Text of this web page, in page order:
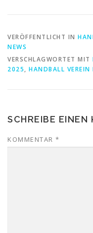
VERÖFFENTLICHT IN
NEWS
VERSCHLAGWORTET MIT
2025, HANDBALL VEREIN
SCHREIBE EINEN
KOMMENTAR *